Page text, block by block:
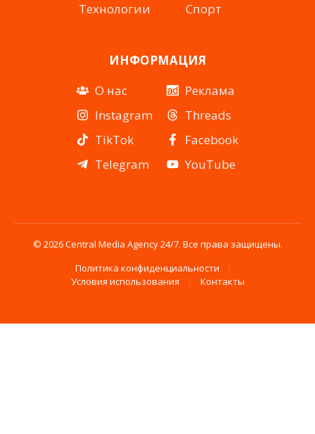
Технологии
Спорт
ИНФОРМАЦИЯ
О нас
Instagram
TikTok
Telegram
Реклама
Threads
Facebook
YouTube
© 2026 Central Media Agency 24/7. Все права защищены.
Политика конфиденциальности
Условия использования
Контакты